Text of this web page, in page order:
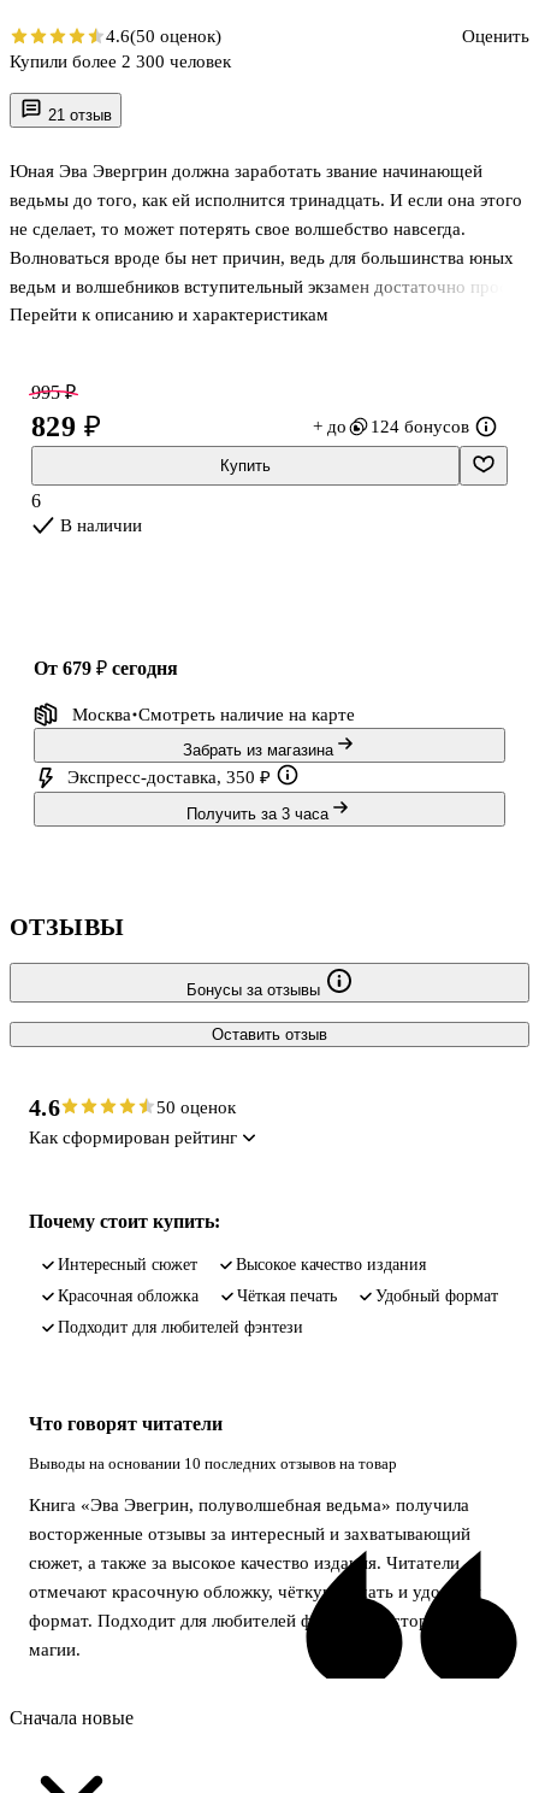
21 отзыв
Юная Эва Эвергрин должна заработать звание начинающей
ведьмы до того, как ей исполнится тринадцать. И если она этого
не сделает, то может потерять свое волшебство навсегда.
Волноваться вроде бы нет причин, ведь для большинства юных
ведьм и волшебников вступительный экзамен достаточно прост
– надо прожить один лунный месяц в другом городе, помогать
Казалось бы, какие проблемы? Но у Эвы есть только щепотка
магии. Да и та порой срабатывает довольно непредсказуемым
образом и у ведьмочки получается, к примеру, капустное поле
вместо цветника. И когда она прибывает в приморский городок
Аутери, где ей предстоит пройти свое испытание,
Перейти к описанию и характеристикам
4.6(50 оценок)
Оценить
Купили более 2 300 человек
995 ₽
829 ₽ + до 124 бонусов
Купить
6
В наличии
от 679 ₽ сегодня
Москва Смотреть наличие на карте
Забрать из магазина
Экспресс-доставка, 350 ₽
Получить за 3 часа
ОТЗЫВЫ
Бонусы за отзывы
Оставить отзыв
4.6
50 оценок
Как сформирован рейтинг
Почему стоит купить:
интересный сюжет
высокое качество издания
красочная обложка
чёткая печать
удобный формат
подходит для любителей фэнтези
Что говорят читатели
Выводы на основании 10 последних отзывов на товар
Книга «Эва Эвегрин, полуволшебная ведьма» получила
восторженные отзывы за интересный и захватывающий
сюжет, а также за высокое качество издания. Читатели
отмечают красочную обложку, чёткую печать и удобный
формат. Подходит для любителей фэнтези и историй о
магии.
Сначала новые